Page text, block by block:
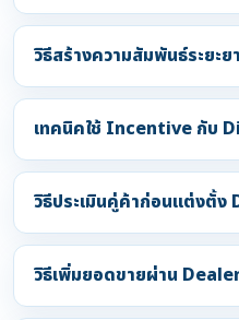
วิธีสร้างความสัมพันธ์ระย
เทคนิคใช้ Incentive กับ
วิธีประเมินคู่ค้าก่อนแต่งตั้ง
วิธีเพิ่มยอดขายผ่าน